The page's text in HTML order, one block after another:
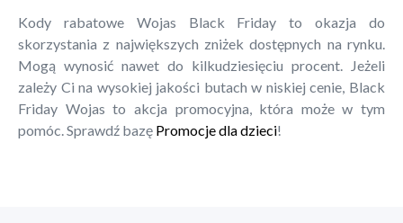
Kody rabatowe Wojas Black Friday to okazja do
skorzystania z największych zniżek dostępnych na rynku.
Mogą wynosić nawet do kilkudziesięciu procent. Jeżeli
zależy Ci na wysokiej jakości butach w niskiej cenie, Black
Friday Wojas to akcja promocyjna, która może w tym
pomóc. Sprawdź bazę Promocje dla dzieci!